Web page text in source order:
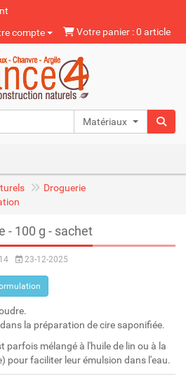
compte
Votre panier : 0 article
Matériaux naturels
Droguerie
- 100 g - sachet
23-12-2025
la préparation de cire saponifiée.
parfois mélangé à l'huile de lin ou à la
pour faciliter leur émulsion dans l'eau.